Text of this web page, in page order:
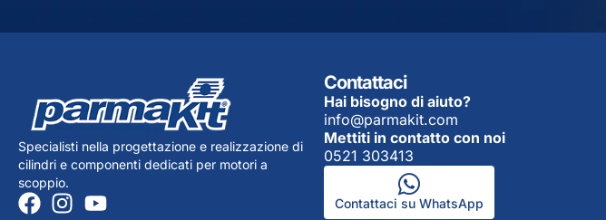
Specialisti nella progettazione e realizzazione di
cilindri e componenti dedicati per motori a
scoppio.
Contattaci
Hai bisogno di aiuto?
info@parmakit.com
Mettiti in contatto con noi
0521 303413
Contattaci su WhatsApp